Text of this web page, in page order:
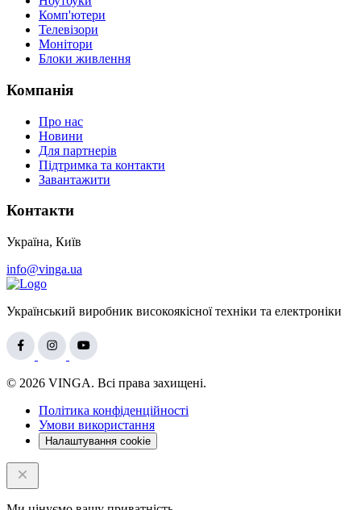
Комп'ютери
Телевізори
Монітори
Блоки живлення
Компанія
Про нас
Новини
Для партнерів
Підтримка та контакти
Завантажити
Контакти
Україна, Київ
info@vinga.ua
Український виробник високоякісної техніки та електроніки
© 2026 VINGA. Всі права захищені.
Політика конфіденційності
Умови використання
Налаштування cookie